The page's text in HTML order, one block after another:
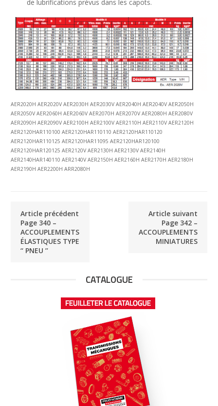
de lubrifications prévus dans les capots.
AER2020H AER2020V AER2030H AER2030V AER2040H AER2040V AER2050H
AER2050V AER2060H AER2060V AER2070H AER2070V AER2080H AER2080V
AER2090H AER2090V AER2100H AER2100V AER2110H AER2110V AER2120H
AER2120HAR110100 AER2120HAR110110 AER2120HAR110120
AER2120HAR110125 AER2120HAR11095 AER2120HAR120100
AER2120HAR120125 AER2120V AER2130H AER2130V AER2140H
AER2140HAR140110 AER2140V AER2150H AER2160H AER2170H AER2180H
AER2190H AER2200H ARR2080H
Article précédent
Page 340 –
ACCOUPLEMENTS
ÉLASTIQUES TYPE
‘‘ PNEU ’’
Article suivant
Page 342 –
ACCOUPLEMENTS
MINIATURES
CATALOGUE